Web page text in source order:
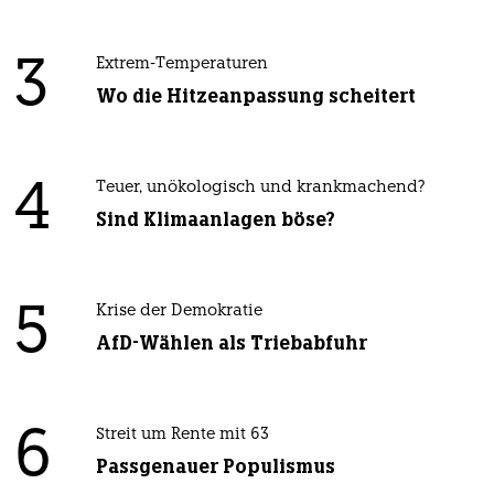
3 Extrem-Temperaturen
Wo die Hitzeanpassung scheitert
4 Teuer, unökologisch und krankmachend?
Sind Klimaanlagen böse?
5 Krise der Demokratie
AfD-Wählen als Triebabfuhr
6 Streit um Rente mit 63
Passgenauer Populismus